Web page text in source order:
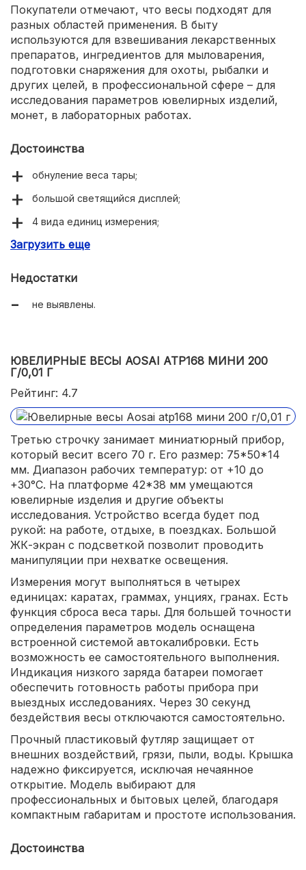
Покупатели отмечают, что весы подходят для
разных областей применения. В быту
используются для взвешивания лекарственных
препаратов, ингредиентов для мыловарения,
подготовки снаряжения для охоты, рыбалки и
других целей, в профессиональной сфере – для
исследования параметров ювелирных изделий,
монет, в лабораторных работах.
Достоинства
обнуление веса тары;
большой светящийся дисплей;
4 вида единиц измерения;
удобная и быстрая настройка.
Загрузить еще
Недостатки
не выявлены.
ЮВЕЛИРНЫЕ ВЕСЫ AOSAI ATP168 МИНИ 200
Г/0,01 Г
Рейтинг: 4.7
Третью строчку занимает миниатюрный прибор,
который весит всего 70 г. Его размер: 75*50*14
мм. Диапазон рабочих температур: от +10 до
+30°С. На платформе 42*38 мм умещаются
ювелирные изделия и другие объекты
исследования. Устройство всегда будет под
рукой: на работе, отдыхе, в поездках. Большой
ЖК-экран с подсветкой позволит проводить
манипуляции при нехватке освещения.
Измерения могут выполняться в четырех
единицах: каратах, граммах, унциях, гранах. Есть
функция сброса веса тары. Для большей точности
определения параметров модель оснащена
встроенной системой автокалибровки. Есть
возможность ее самостоятельного выполнения.
Индикация низкого заряда батареи помогает
обеспечить готовность работы прибора при
выездных исследованиях. Через 30 секунд
бездействия весы отключаются самостоятельно.
Прочный пластиковый футляр защищает от
внешних воздействий, грязи, пыли, воды. Крышка
надежно фиксируется, исключая нечаянное
открытие. Модель выбирают для
профессиональных и бытовых целей, благодаря
компактным габаритам и простоте использования.
Достоинства